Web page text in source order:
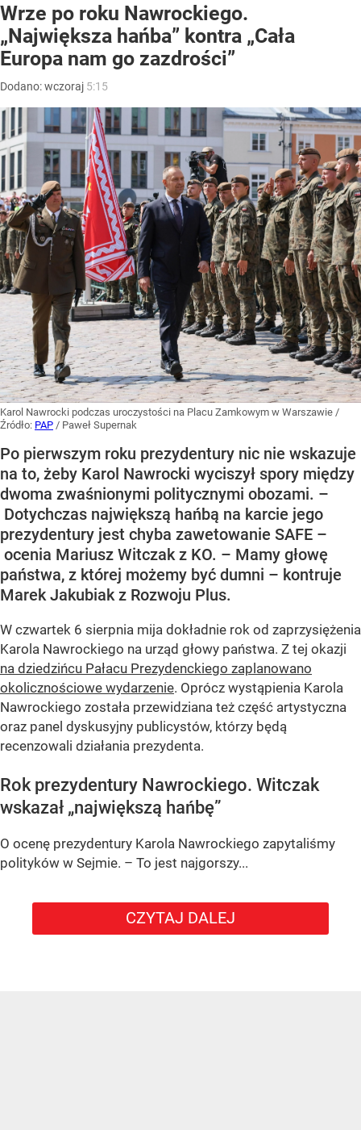
Wrze po roku Nawrockiego.
„Największa hańba” kontra „Cała
Europa nam go zazdrości”
Dodano:wczoraj 5:15
Karol Nawrocki podczas uroczystości na Placu Zamkowym w Warszawie /
Źródło: PAP / Paweł Supernak
Po pierwszym roku prezydentury nic nie wskazuje
na to, żeby Karol Nawrocki wyciszył spory między
dwoma zwaśnionymi politycznymi obozami. –
Dotychczas największą hańbą na karcie jego
prezydentury jest chyba zawetowanie SAFE –
ocenia Mariusz Witczak z KO. – Mamy głowę
państwa, z której możemy być dumni – kontruje
Marek Jakubiak z Rozwoju Plus.
W czwartek 6 sierpnia mija dokładnie rok od zaprzysiężenia
Karola Nawrockiego na urząd głowy państwa. Z tej okazji
na dziedzińcu Pałacu Prezydenckiego zaplanowano
okolicznościowe wydarzenie. Oprócz wystąpienia Karola
Nawrockiego została przewidziana też część artystyczna
oraz panel dyskusyjny publicystów, którzy będą
recenzowali działania prezydenta.
Rok prezydentury Nawrockiego. Witczak
wskazał „największą hańbę”
O ocenę prezydentury Karola Nawrockiego zapytaliśmy
polityków w Sejmie. – To jest najgorszy...
CZYTAJ DALEJ